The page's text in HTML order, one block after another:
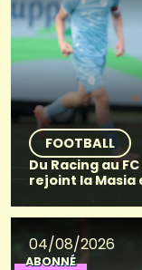
FOOTBALL
Du Racing au
rejoint la Masia
04/08/2026
ABONNÉ